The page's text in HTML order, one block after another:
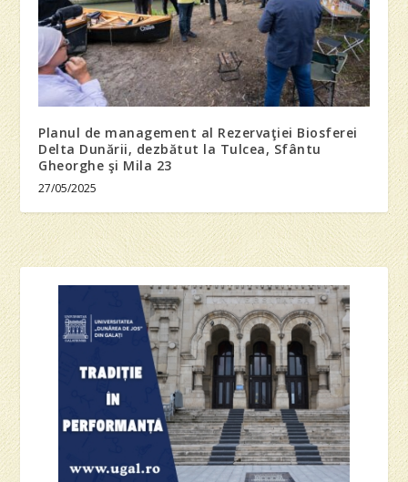
Planul de management al Rezervaţiei Biosferei
Delta Dunării, dezbătut la Tulcea, Sfântu
Gheorghe şi Mila 23
27/05/2025